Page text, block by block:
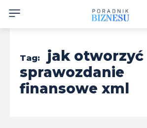
Tag:
jak otworzyć
sprawozdanie
finansowe xml